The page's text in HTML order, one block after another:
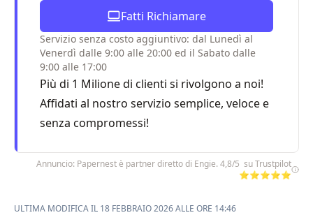
Fatti Richiamare
Servizio senza costo aggiuntivo: dal Lunedì al
Venerdì dalle 9:00 alle 20:00 ed il Sabato dalle
9:00 alle 17:00
Più di 1 Milione di clienti si rivolgono a noi!
Affidati al nostro servizio semplice, veloce e
senza compromessi!
Annuncio: Papernest è partner diretto di Engie. 4,8/5 su Trustpilot
⭐⭐⭐⭐⭐
ULTIMA MODIFICA IL 18 FEBBRAIO 2026 ALLE ORE 14:46